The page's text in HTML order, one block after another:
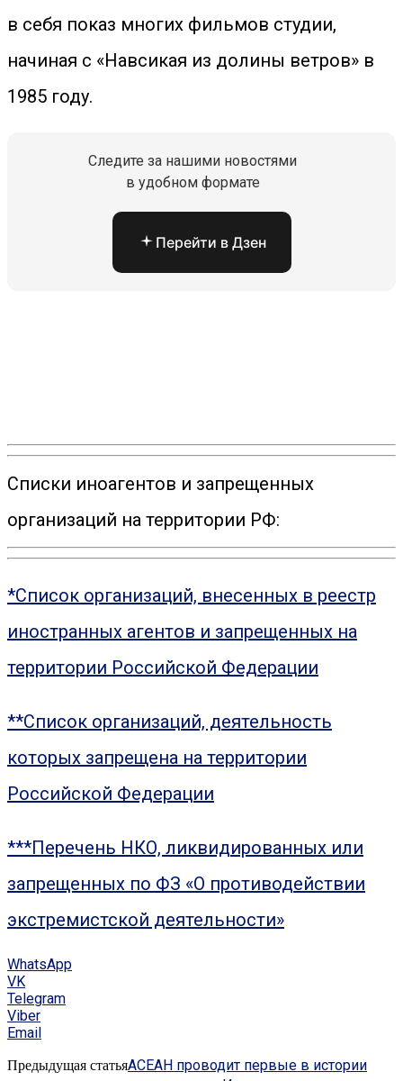
в себя показ многих фильмов студии,
начиная с «Навсикая из долины ветров» в
1985 году.
Следите за нашими новостями
в удобном формате
Перейти в Дзен
Списки иноагентов и запрещенных
организаций на территории РФ:
*Список организаций, внесенных в реестр
иностранных агентов и запрещенных на
территории Российской Федерации
**Список организаций, деятельность
которых запрещена на территории
Российской Федерации
***Перечень НКО, ликвидированных или
запрещенных по ФЗ «О противодействии
экстремистской деятельности»
WhatsApp
VK
Telegram
Viber
Email
Предыдущая статьяАСЕАН проводит первые в истории